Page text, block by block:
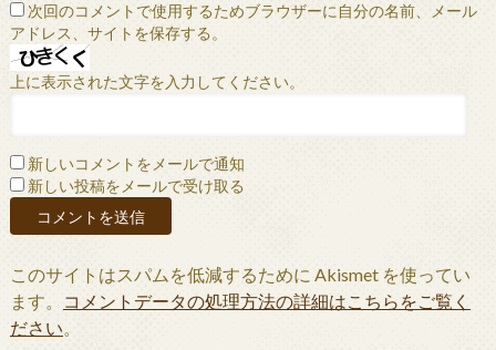
次回のコメントで使用するためブラウザーに自分の名前、メール
アドレス、サイトを保存する。
上に表示された文字を入力してください。
新しいコメントをメールで通知
新しい投稿をメールで受け取る
このサイトはスパムを低減するために Akismet を使ってい
ます。
コメントデータの処理方法の詳細はこちらをご覧く
ださい